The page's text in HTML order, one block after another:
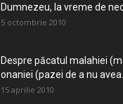
Dumnezeu, la vreme de
5 octombrie 2010
Despre păcatul malahiei
onaniei (pazei de a nu
15 aprilie 2010